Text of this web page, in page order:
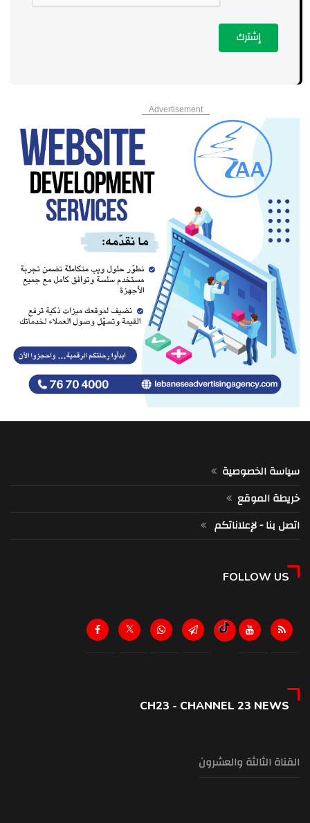
إشترك
Advertisement
سياسة الخصوصية
خريطة الموقع
اتصل بنا - لإعلاناتكم
FOLLOW US
CH23 - CHANNEL 23 NEWS
القناة الثالثة والعشرون